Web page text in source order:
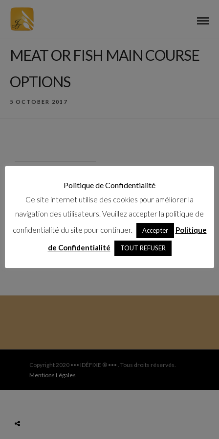
MEAT OR FISH MAIN COURSE
OPTIONS
5 OCTOBER 2017
ABOUT THE AUTHOR
jeremy
Copyright 2020 ••• IDÉFIXE ® ••• . Tous droits réservés.
Mentions Légales
Politique de Confidentialité
Ce site internet utilise des cookies pour améliorer la
navigation des utilisateurs. Veuillez accepter la politique de
confidentialité du site pour continuer.
Accepter
Politique
de Confidentialité
TOUT REFUSER